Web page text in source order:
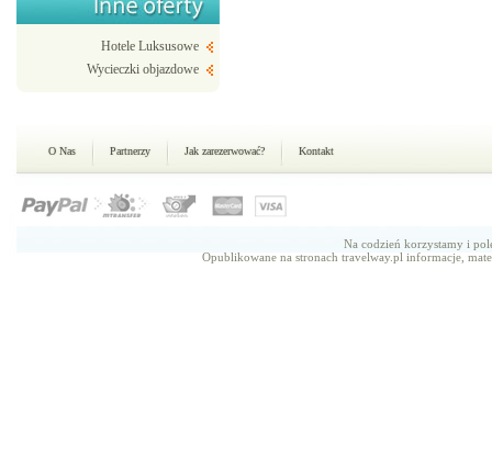
Hotele Luksusowe
Wycieczki objazdowe
O Nas Partnerzy Jak zarezerwować? Kontakt
Na codzień korzystamy i
Opublikowane na stronach travelway.pl informacje,